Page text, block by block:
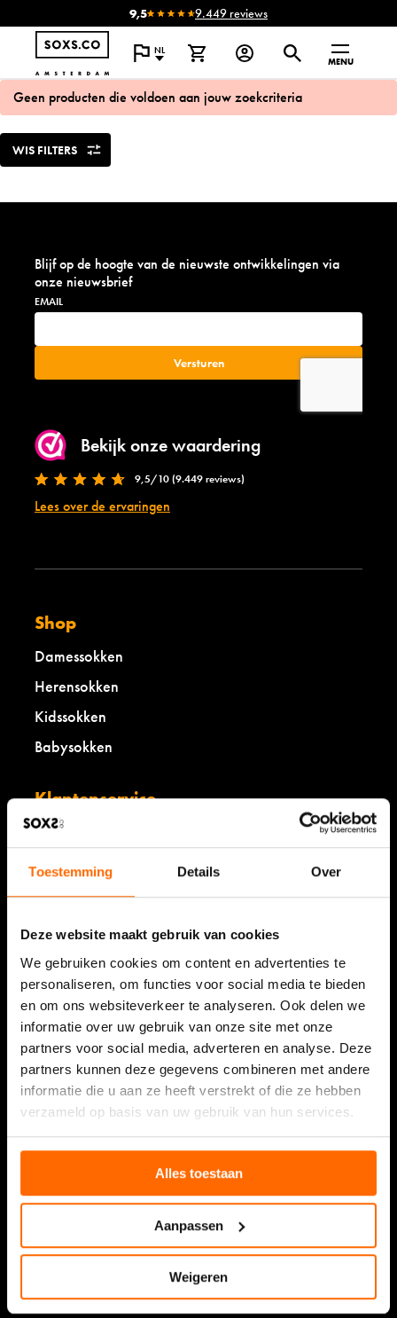
Toestemming Details Over
Deze website maakt gebruik van cookies
We gebruiken cookies om content en advertenties te
personaliseren, om functies voor social media te bieden
en om ons websiteverkeer te analyseren. Ook delen we
informatie over uw gebruik van onze site met onze
partners voor social media, adverteren en analyse. Deze
partners kunnen deze gegevens combineren met andere
informatie die u aan ze heeft verstrekt of die ze hebben
verzameld op basis van uw gebruik van hun services.
Alles toestaan
Aanpassen
Weigeren
9,5 9.449 reviews
NL
MENU
Geen producten die voldoen aan jouw zoekcriteria
WIS FILTERS
Blijf op de hoogte van de nieuwste ontwikkelingen via
onze nieuwsbrief
Bekijk onze waardering
9,5/10 (9.449 reviews)
Lees over de ervaringen
Shop
Damessokken
Herensokken
Kidssokken
Babysokken
Klantenservice
Mijn account
Veelgestelde vragen & algemene voorwaarden
Verzending
Privacybeleid
Informatie
SOXS als relatiegeschenk
Resellers
Showcase
Eerlijk ondernemen